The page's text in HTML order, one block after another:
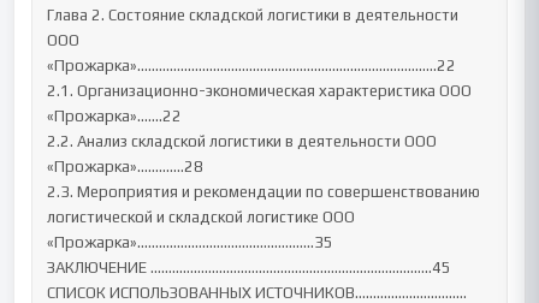
Глава 2. Состояние складской логистики в деятельности
ООО
«Прожарка»………………………………………………………………………..22
2.1. Организационно-экономическая характеристика ООО
«Прожарка»…….22
2.2. Анализ складской логистики в деятельности ООО
«Прожарка»………....28
2.3. Мероприятия и рекомендации по совершенствованию
логистической и складской логистике ООО
«Прожарка»…………………………………….…...35
ЗАКЛЮЧЕНИЕ ……………………………………………………………….…..45
СПИСОК ИСПОЛЬЗОВАННЫХ ИСТОЧНИКОВ………………………….